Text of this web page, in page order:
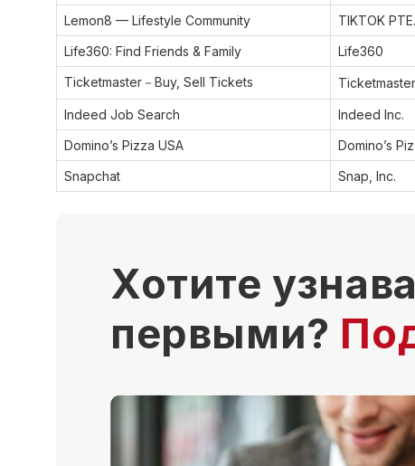
Lemon8 — Lifestyle Community
TIKTOK
Life360: Find Friends & Family
Life360
Ticketmaster－Buy, Sell Tickets
Ticketmaster
Indeed Job Search Indeed Inc.
Domino’s Pizza USA
Domino’s
Snapchat
Snap, Inc.
Хотите
первыми?